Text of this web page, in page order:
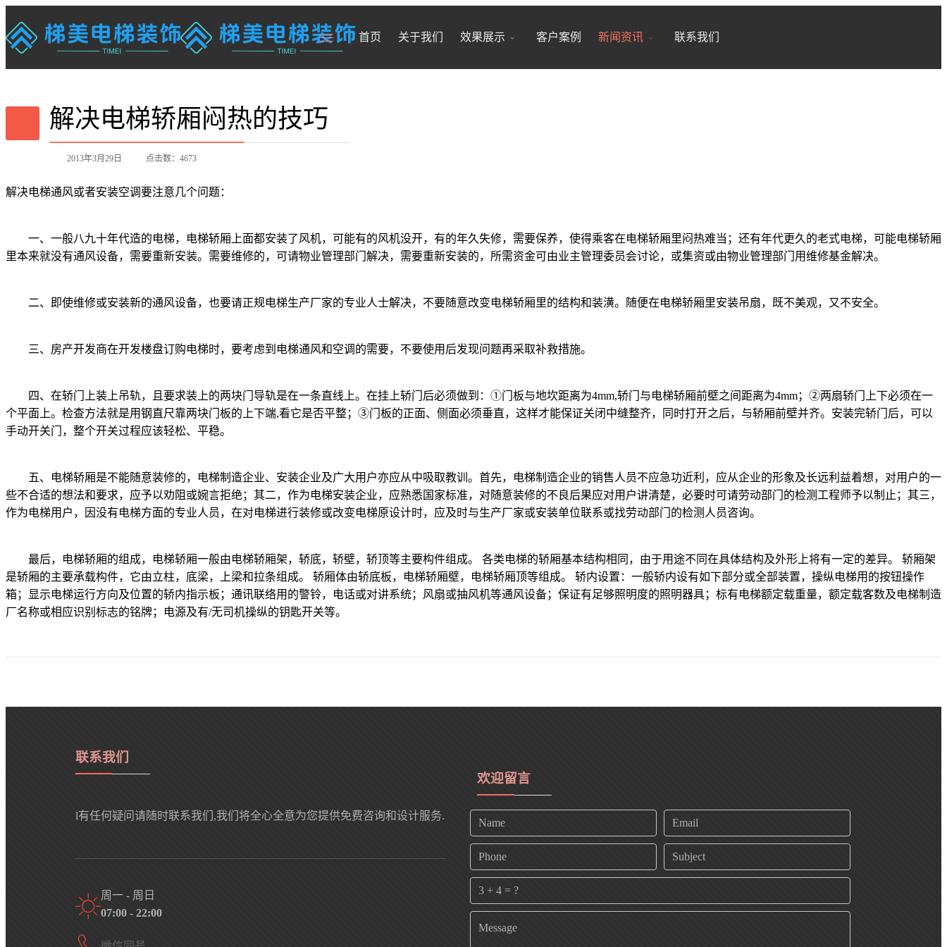
首页 关于我们 效果展示 客户案例 新闻资讯 联系我们
解决电梯轿厢闷热的技巧
2013年3月29日 点击数：4673
解决电梯通风或者安装空调要注意几个问题：
一、一般八九十年代造的电梯，电梯轿厢上面都安装了风机，可能有的风机没开，有的年久失修，需要保养，使得乘客在电梯轿厢里闷热难当；还有年代更久的老式电梯，可能电梯轿厢
里本来就没有通风设备，需要重新安装。需要维修的，可请物业管理部门解决，需要重新安装的，所需资金可由业主管理委员会讨论，或集资或由物业管理部门用维修基金解决。
二、即使维修或安装新的通风设备，也要请正规电梯生产厂家的专业人士解决，不要随意改变电梯轿厢里的结构和装潢。随便在电梯轿厢里安装吊扇，既不美观，又不安全。
三、房产开发商在开发楼盘订购电梯时，要考虑到电梯通风和空调的需要，不要使用后发现问题再采取补救措施。
四、在轿门上装上吊轨，且要求装上的两块门导轨是在一条直线上。在挂上轿门后必须做到：①门板与地坎距离为4mm,轿门与电梯轿厢前壁之间距离为4mm；②两扇轿门上下必须在一
个平面上。检查方法就是用钢直尺靠两块门板的上下端,看它是否平整；③门板的正面、侧面必须垂直，这样才能保证关闭中缝整齐，同时打开之后，与轿厢前壁并齐。安装完轿门后，可以
手动开关门，整个开关过程应该轻松、平稳。
五、电梯轿厢是不能随意装修的，电梯制造企业、安装企业及广大用户亦应从中吸取教训。首先，电梯制造企业的销售人员不应急功近利，应从企业的形象及长远利益着想，对用户的一
些不合适的想法和要求，应予以劝阻或婉言拒绝；其二，作为电梯安装企业，应熟悉国家标准，对随意装修的不良后果应对用户讲清楚，必要时可请劳动部门的检测工程师予以制止；其三，
作为电梯用户，因没有电梯方面的专业人员，在对电梯进行装修或改变电梯原设计时，应及时与生产厂家或安装单位联系或找劳动部门的检测人员咨询。
最后，电梯轿厢的组成，电梯轿厢一般由电梯轿厢架，轿底，轿壁，轿顶等主要构件组成。 各类电梯的轿厢基本结构相同，由于用途不同在具体结构及外形上将有一定的差异。 轿厢架
是轿厢的主要承载构件，它由立柱，底梁，上梁和拉条组成。 轿厢体由轿底板，电梯轿厢壁，电梯轿厢顶等组成。 轿内设置：一般轿内设有如下部分或全部装置，操纵电梯用的按钮操作
箱；显示电梯运行方向及位置的轿内指示板；通讯联络用的警铃，电话或对讲系统；风扇或抽风机等通风设备；保证有足够照明度的照明器具；标有电梯额定载重量，额定载客数及电梯制造
厂名称或相应识别标志的铭牌；电源及有/无司机操纵的钥匙开关等。
联系我们
l有任何疑问请随时联系我们,我们将全心全意为您提供免费咨询和设计服务.
周一 - 周日
07:00 - 22:00
欢迎留言